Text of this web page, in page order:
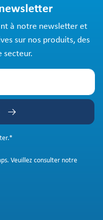
à notre newsletter et
sur nos produits, des
secteur.
*
Veuillez consulter notre